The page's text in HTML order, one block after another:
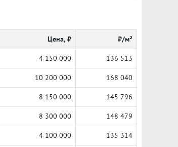
Цена, ₽ ₽/м²
4 150 000 136 513
10 200 000 168 040
8 150 000 145 796
8 300 000 148 479
4 100 000 135 314